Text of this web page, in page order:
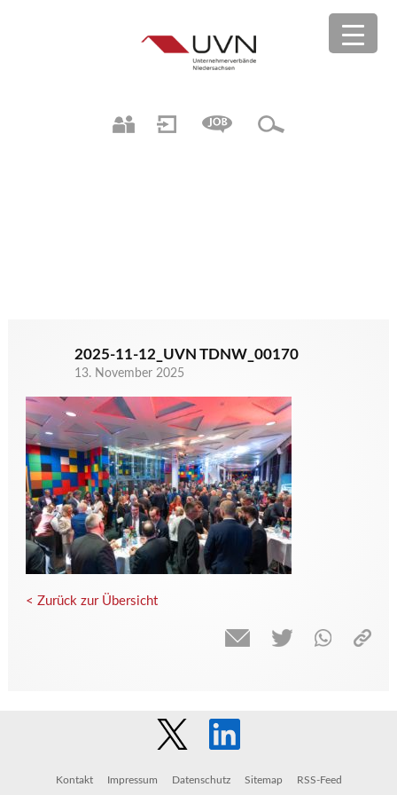
2025-11-12_UVN TDNW_00170
13. November 2025
< Zurück zur Übersicht
Kontakt Impressum Datenschutz Sitemap RSS-Feed